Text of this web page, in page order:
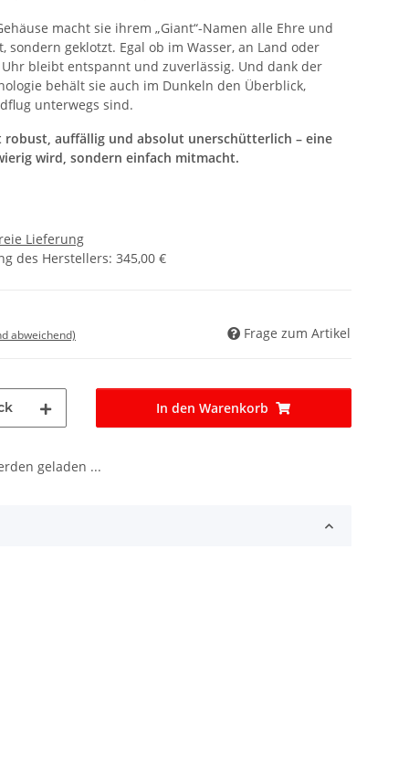
macht sie ihrem „Giant“-Namen alle Ehre und
sondern geklotzt. Egal ob im Wasser, an Land oder
bleibt entspannt und zuverlässig. Und dank der
behält sie auch im Dunkeln den Überblick,
unterwegs sind.
robust, auffällig und absolut unerschütterlich – eine
wird, sondern einfach mitmacht.
Lieferung
des Herstellers: 345,00 €
abweichend) Frage zum Artikel
In den Warenkorb
geladen ...